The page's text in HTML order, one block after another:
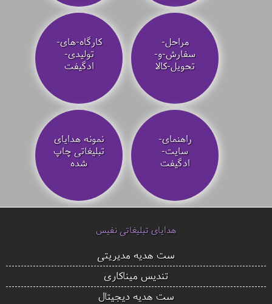
مراحل-
سفارش-و-
تحویل-کالا
کارگاه-های-
تولیدی-
ادگیفت
راهنمای-
سایت-
ادگیفت
نمونه هدایای
تبلیغاتی چاپ
شده
هدایای تبلیغاتی نفیس
ست هدیه مدیریتی
تندیس میناکاری
ست هدیه دیجیتال